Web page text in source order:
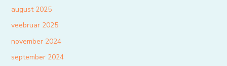
august 2025
veebruar 2025
november 2024
september 2024